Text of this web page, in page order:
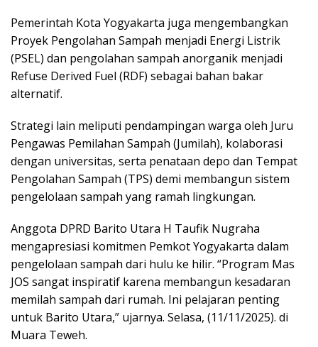
Pemerintah Kota Yogyakarta juga mengembangkan
Proyek Pengolahan Sampah menjadi Energi Listrik
(PSEL) dan pengolahan sampah anorganik menjadi
Refuse Derived Fuel (RDF) sebagai bahan bakar
alternatif.
Strategi lain meliputi pendampingan warga oleh Juru
Pengawas Pemilahan Sampah (Jumilah), kolaborasi
dengan universitas, serta penataan depo dan Tempat
Pengolahan Sampah (TPS) demi membangun sistem
pengelolaan sampah yang ramah lingkungan.
Anggota DPRD Barito Utara H Taufik Nugraha
mengapresiasi komitmen Pemkot Yogyakarta dalam
pengelolaan sampah dari hulu ke hilir. “Program Mas
JOS sangat inspiratif karena membangun kesadaran
memilah sampah dari rumah. Ini pelajaran penting
untuk Barito Utara,” ujarnya. Selasa, (11/11/2025). di
Muara Teweh.